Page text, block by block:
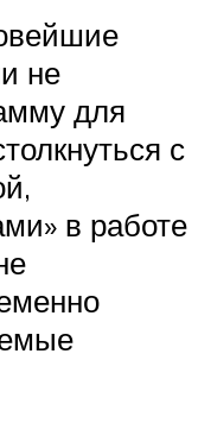
не
для
с
в работе